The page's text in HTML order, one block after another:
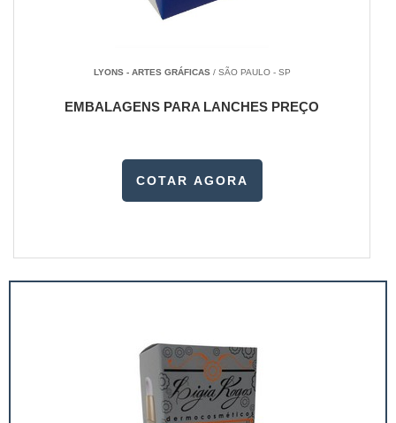
LYONS - ARTES GRÁFICAS/ SÃO PAULO - SP
EMBALAGENS PARA LANCHES PREÇO
COTAR AGORA